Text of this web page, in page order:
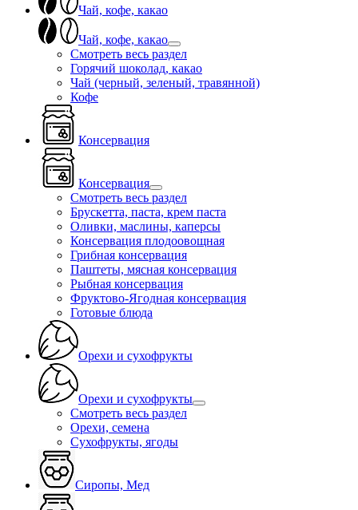
Чай, кофе, какао
Чай, кофе, какао
Смотреть весь раздел
Горячий шоколад, какао
Чай (черный, зеленый, травянной)
Кофе
Консервация
Консервация
Смотреть весь раздел
Брускетта, паста, крем паста
Оливки, маслины, каперсы
Консервация плодоовощная
Грибная консервация
Паштеты, мясная консервация
Рыбная консервация
Фруктово-Ягодная консервация
Готовые блюда
Орехи и сухофрукты
Орехи и сухофрукты
Смотреть весь раздел
Орехи, семена
Сухофрукты, ягоды
Сиропы, Мед